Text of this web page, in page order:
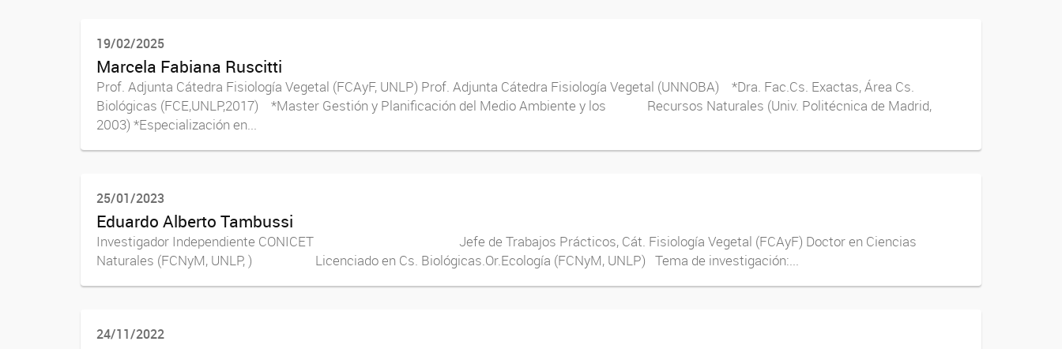
19/02/2025
Marcela Fabiana Ruscitti
Prof. Adjunta Cátedra Fisiología Vegetal (FCAyF, UNLP) Prof. Adjunta Cátedra Fisiología Vegetal (UNNOBA) *Dra. Fac.Cs. Exactas, Área Cs.
Biológicas (FCE,UNLP,2017) *Master Gestión y Planificación del Medio Ambiente y los Recursos Naturales (Univ. Politécnica de Madrid,
2003) *Especialización en...
25/01/2023
Eduardo Alberto Tambussi
Investigador Independiente CONICET Jefe de Trabajos Prácticos, Cát. Fisiología Vegetal (FCAyF) Doctor en Ciencias
Naturales (FCNyM, UNLP, ) Licenciado en Cs. Biológicas.Or.Ecología (FCNyM, UNLP) Tema de investigación:...
24/11/2022